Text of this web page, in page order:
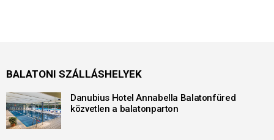
BALATONI SZÁLLÁSHELYEK
Danubius Hotel Annabella Balatonfüred
közvetlen a balatonparton